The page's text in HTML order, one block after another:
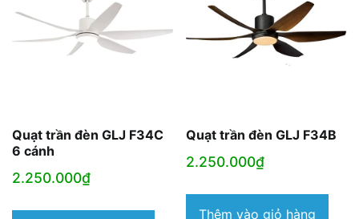
Quạt trần đèn GLJ F34C
6 cánh
2.250.000₫
Quạt trần đèn GLJ F34B
2.250.000₫
Thêm vào giỏ hàng